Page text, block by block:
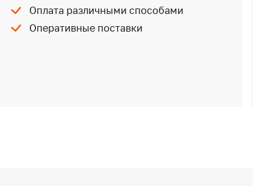
Оплата различными способами
Оперативные поставки